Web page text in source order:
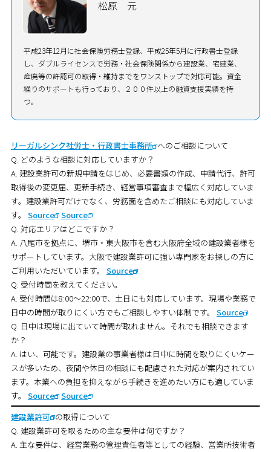
松原 元
平成23年12月に社会保険労務士登録、平成25年5月に行政書士登録
し、ダブルライセンスで労務・社会保険関係から建設業、宅建業、
産廃等の許認可の取得・維持までをワンストップで対応可能。資金
繰りのサポートも行っており、２００件以上の融資支援実績を持
つ。
リーガルシンク社労士・行政書士事務所 へのご相談について
Q. どのような相談に対応していますか？
A. 建設業許可の新規申請をはじめ、必要書類の作成、申請代行、許可
取得後の変更届、更新手続き、経営事項審査まで幅広く対応していま
す。建設業許可だけでなく、労務面を含めたご相談にも対応していま
す。 Source Source
Q. 対応エリアはどこですか？
A. 八尾市を拠点に、堺市・東大阪市を含む大阪府全域の建設業者様を
サポートしています。大阪で建設業許可に強い専門家をお探しの方に
ご利用いただいています。 Source
Q. 受付時間を教えてください。
A. 受付時間は8:00～22:00で、土日にも対応しています。現場や業務で
日中の時間が取りにくい方でもご相談しやすい体制です。 Source
Q. 日中は現場に出ていて時間が取れません。それでも相談できます
か？
A. はい、可能です。建設業の事業者様は日中に時間を取りにくいケー
スが多いため、夜間や休日の相談にも配慮された対応が案内されてい
ます。本業への負担を抑えながら手続きを進めたい方にも適していま
す。 Source Source
建設業許可 の取得について
Q. 建設業許可を取るための主な要件は何ですか？
A. 主な要件は、経営業務の管理責任者等としての経験、営業所技術者